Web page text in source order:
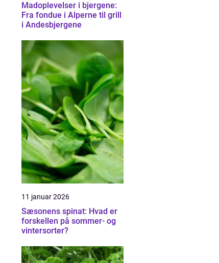
Madoplevelser i bjergene:
Fra fondue i Alperne til grill
i Andesbjergene
11 januar 2026
Sæsonens spinat: Hvad er
forskellen på sommer- og
vintersorter?